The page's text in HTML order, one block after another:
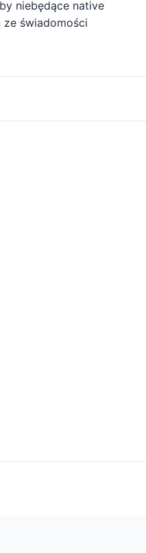
niebędące native
ze świadomości